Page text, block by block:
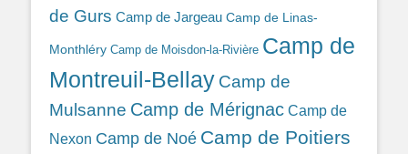
de Gurs Camp de Jargeau Camp de Linas-
Monthléry Camp de Moisdon-la-Rivière Camp de
Montreuil-Bellay Camp de
Mulsanne Camp de Mérignac Camp de
Nexon Camp de Noé Camp de Poitiers